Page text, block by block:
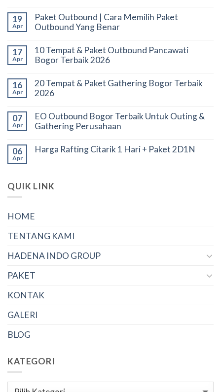
19
Apr
Paket Outbound | Cara Memilih Paket
Outbound Yang Benar
17
Apr
10 Tempat & Paket Outbound Pancawati
Bogor Terbaik 2026
16
Apr
20 Tempat & Paket Gathering Bogor Terbaik
2026
07
Apr
EO Outbound Bogor Terbaik Untuk Outing &
Gathering Perusahaan
06
Apr
Harga Rafting Citarik 1 Hari + Paket 2D1N
QUIK LINK
HOME
TENTANG KAMI
HADENA INDO GROUP
PAKET
KONTAK
GALERI
BLOG
KATEGORI
Kategori